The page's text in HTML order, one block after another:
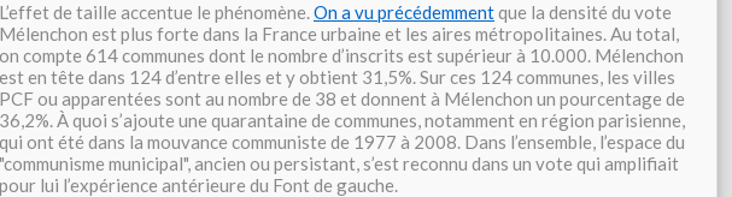
L’effet de taille accentue le phénomène.On a vu précédemmentque la densité du vote
Mélenchon est plus forte dans la France urbaine et les aires métropolitaines. Au total,
on compte 614 communes dont le nombre d’inscrits est supérieur à 10.000. Mélenchon
est en tête dans 124 d’entre elles et y obtient 31,5%. Sur ces 124 communes, les villes
PCF ou apparentées sont au nombre de 38 et donnent à Mélenchon un pourcentage de
36,2%. À quoi s’ajoute une quarantaine de communes, notamment en région parisienne,
qui ont été dans la mouvance communiste de 1977 à 2008. Dans l’ensemble, l’espace du
"communisme municipal", ancien ou persistant, s’est reconnu dans un vote qui amplifiait
pour lui l’expérience antérieure du Font de gauche.